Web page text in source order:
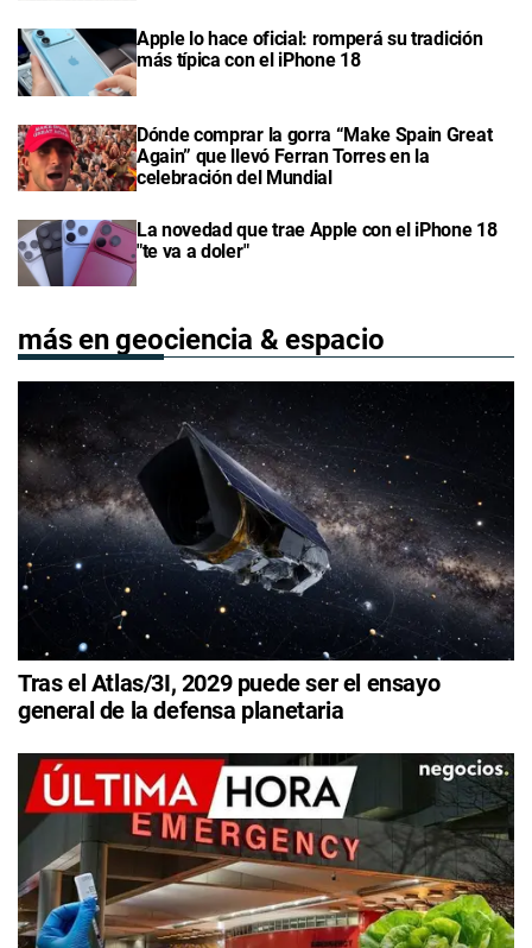
Apple lo hace oficial: romperá su tradición
más típica con el iPhone 18
Dónde comprar la gorra “Make Spain Great
Again” que llevó Ferran Torres en la
celebración del Mundial
La novedad que trae Apple con el iPhone 18
"te va a doler"
más en geociencia & espacio
Tras el Atlas/3I, 2029 puede ser el ensayo
general de la defensa planetaria